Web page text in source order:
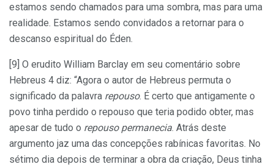
estamos sendo chamados para uma sombra, mas para uma
realidade. Estamos sendo convidados a retornar para o
descanso espiritual do Éden.
[9] O erudito William Barclay em seu comentário sobre
Hebreus 4 diz: “Agora o autor de Hebreus permuta o
significado da palavra repouso. É certo que antigamente o
povo tinha perdido o repouso que teria podido obter, mas
apesar de tudo o repouso permanecia. Atrás deste
argumento jaz uma das concepções rabínicas favoritas. No
sétimo dia depois de terminar a obra da criação, Deus tinha